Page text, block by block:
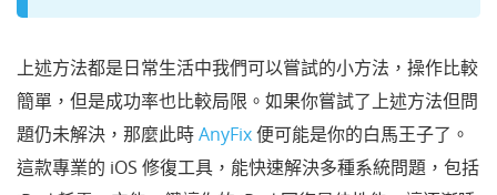
上述方法都是日常生活中我們可以嘗試的小方法，操作比較
簡單，但是成功率也比較局限。如果你嘗試了上述方法但問
題仍未解決，那麼此時AnyFix便可能是你的白馬王子了。
這款專業的 iOS 修復工具，能快速解決多種系統問題，包括